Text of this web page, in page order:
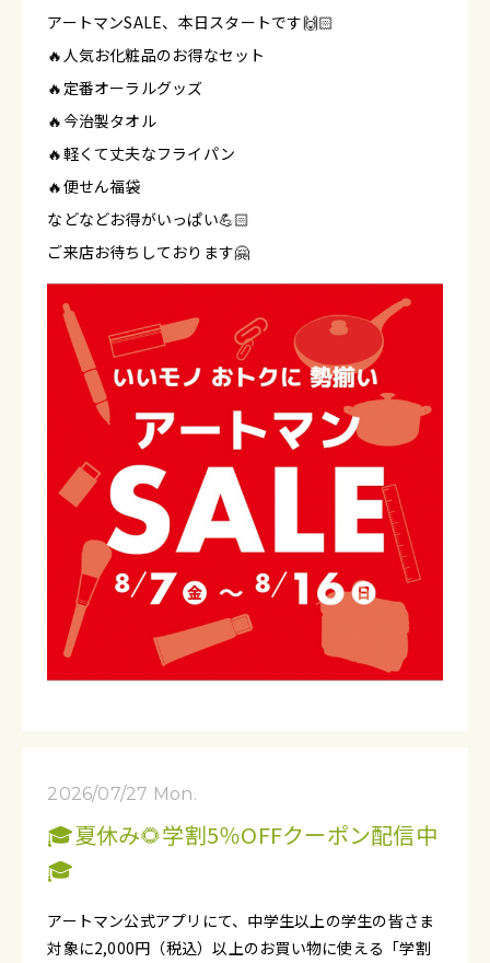
アートマンSALE、本日スタートです🙌🏻
🔥人気お化粧品のお得なセット
🔥定番オーラルグッズ
🔥今治製タオル
🔥軽くて丈夫なフライパン
🔥便せん福袋
などなどお得がいっぱい💪🏻
ご来店お待ちしております🤗
2026/07/27 Mon.
🎓夏休み🌻学割5％OFFクーポン配信中
🎓
アートマン公式アプリにて、中学生以上の学生の皆さま
対象に2,000円（税込）以上のお買い物に使える「学割